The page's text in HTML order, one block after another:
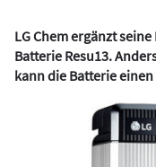
LG Chem ergänzt
Batterie Resu13.
kann die Batterie